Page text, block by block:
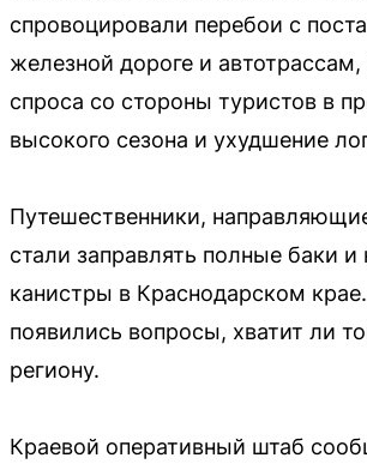
спровоцировали перебои с
железной дороге и автотрассам,
спроса со стороны туристов в
высокого сезона и ухудшение
Путешественники,
стали заправлять полные баки и
канистры в Краснодарском
появились вопросы, хватит ли
региону.
Краевой оперативный штаб